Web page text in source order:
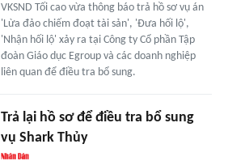
VKSND Tối cao vừa thông báo trả hồ sơ vụ án
'Lừa đảo chiếm đoạt tài sản', 'Đưa hối lộ',
'Nhận hối lộ' xảy ra tại Công ty Cổ phần Tập
đoàn Giáo dục Egroup và các doanh nghiệp
liên quan để điều tra bổ sung.
Trả lại hồ sơ để điều tra bổ sung
vụ Shark Thủy